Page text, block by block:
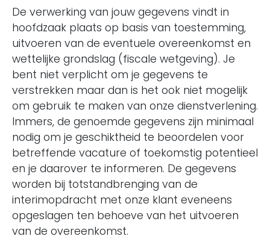
De verwerking van jouw gegevens vindt in
hoofdzaak plaats op basis van toestemming,
uitvoeren van de eventuele overeenkomst en
wettelijke grondslag (fiscale wetgeving). Je
bent niet verplicht om je gegevens te
verstrekken maar dan is het ook niet mogelijk
om gebruik te maken van onze dienstverlening.
Immers, de genoemde gegevens zijn minimaal
nodig om je geschiktheid te beoordelen voor
betreffende vacature of toekomstig potentieel
en je daarover te informeren. De gegevens
worden bij totstandbrenging van de
interimopdracht met onze klant eveneens
opgeslagen ten behoeve van het uitvoeren
van de overeenkomst.